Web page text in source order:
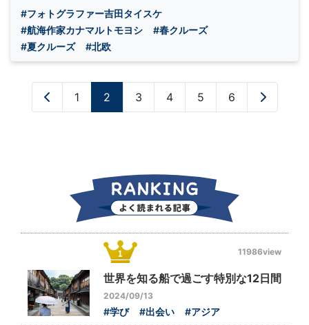
#フォトグラファー吉田タイスケ
#航海作家カナマルトモヨシ
#春クルーズ
#夏クルーズ
#北欧
« 1 2 3 4 5 6 »
11986view
世界を知る船で過ごす特別な12日間
2024/09/13
#学び #出会い #アジア